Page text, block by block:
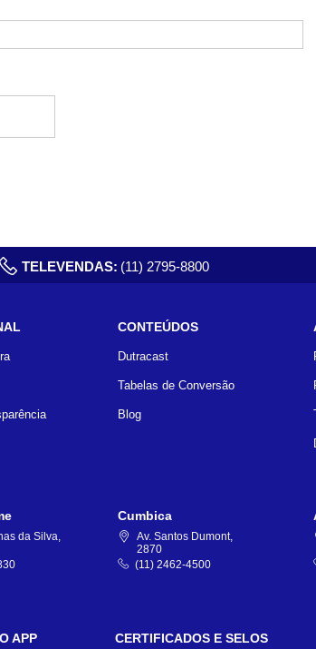
TELEVENDAS: (11) 2795-8800
CONTEÚDOS
Dutracast
Tabelas de Conversão
Blog
da Silva,
Cumbica
Av. Santos Dumont,
2870
(11) 2462-4500
APP CERTIFICADOS E SELOS